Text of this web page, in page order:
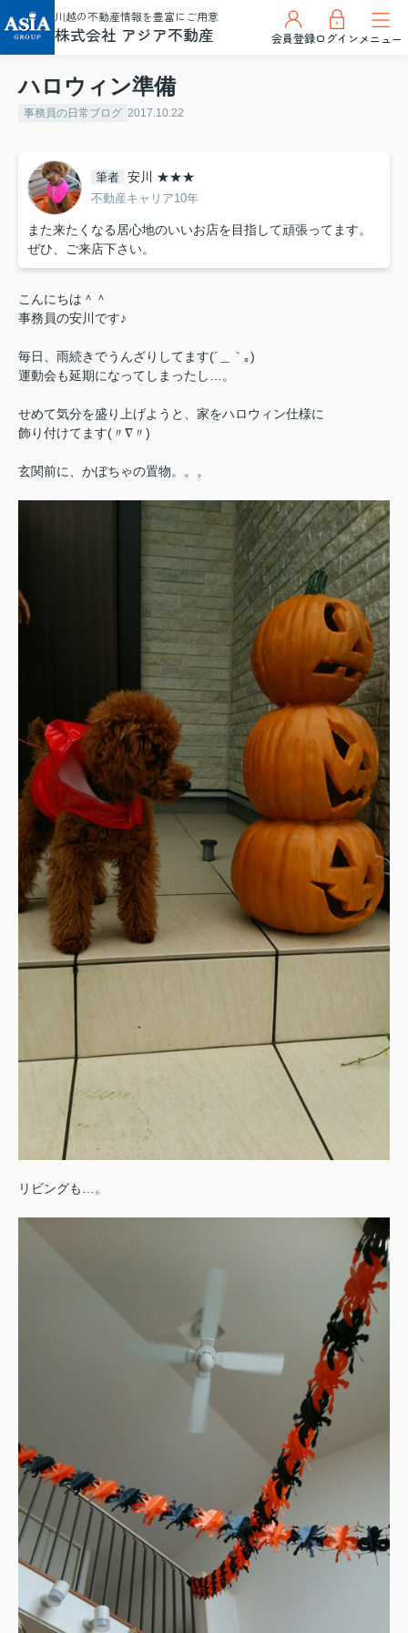
川越の不動産情報を豊富にご用意
株式会社 アジア不動産 会員登録ログインメニュー
ハロウィン準備
事務員の日常ブログ 2017.10.22
筆者 安川 ★★★
不動産キャリア10年
また来たくなる居心地のいいお店を目指して頑張ってます。
ぜひ、ご来店下さい。
こんにちは＾＾
事務員の安川です♪
毎日、雨続きでうんざりしてます(´＿｀｡)
運動会も延期になってしまったし…。
せめて気分を盛り上げようと、家をハロウィン仕様に
飾り付けてます(〃∇〃)
玄関前に、かぼちゃの置物。。。
リビングも…。